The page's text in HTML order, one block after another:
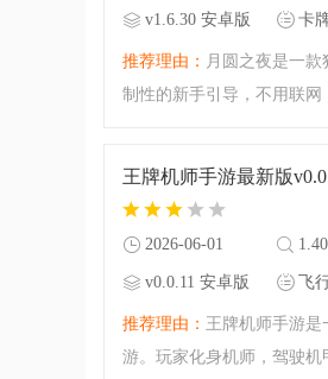
v1.6.30 安卓版 卡
推荐理由： 月圆之夜是一
制性的新手引导，不用联网
略关卡，根据所取得的名
王牌机师手游最新版
2026-06-01
v0.0.11 安卓版 飞
推荐理由： 王牌机师手游
游。玩家化身机师，驾驶